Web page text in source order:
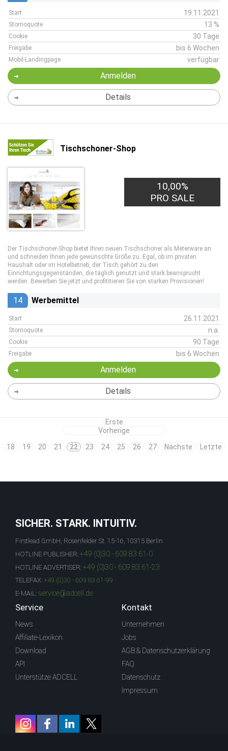
Start 19.11.2021
Stornoquote 13 %
Cookie 30 Tage
Freigabe bis 6 Wochen
Mobil-Landingpage verfügbar
Anmelden
Details
Tischschoner-Shop
10,00%
PRO SALE
Der Tischschoner-Shop bietet Ihren neuen Tischschoner als Meterware an
und schneiden Ihnen jede gewünschte Größe zu. Egal, ob im privaten
Haushalt oder im Hotelbetrieb, der Tisch gehört zu den
Einrichtungsgegenständen, die täglich genutzt und stark beansprucht
werden. Bewerben Sie jetzt und profititieren Sie von starken Provisionen!
14 Werbemittel
Start 26.11.2021
Stornoquote n.a.
Cookie 90 Tage
Freigabe bis 6 Wochen
Anmelden
Details
Erste
Vorherige
18
19 20 21 22 23 24 25 26 27 Nächste Letzte
SICHER. STARK. INTUITIV.
Firstlead GmbH, Rosenfelder St. 15-16, 10315 Berlin
HOTLINE PUBLISHER: +49 (0)30 - 609 83 61-0
HOTLINE ADVERTISER: +49 (0)30 - 609 83 61-23
TELEFAX: +49 (0)30 - 609 83 61-99
E-MAIL: service@adcell.de
Service
News
Affiliate-Lexikon
Download
API
Unterstütze ADCELL
Kontakt
Unternehmen
Jobs
AGB & Datenschutzerklärung
FAQ
Datenschutz
Impressum